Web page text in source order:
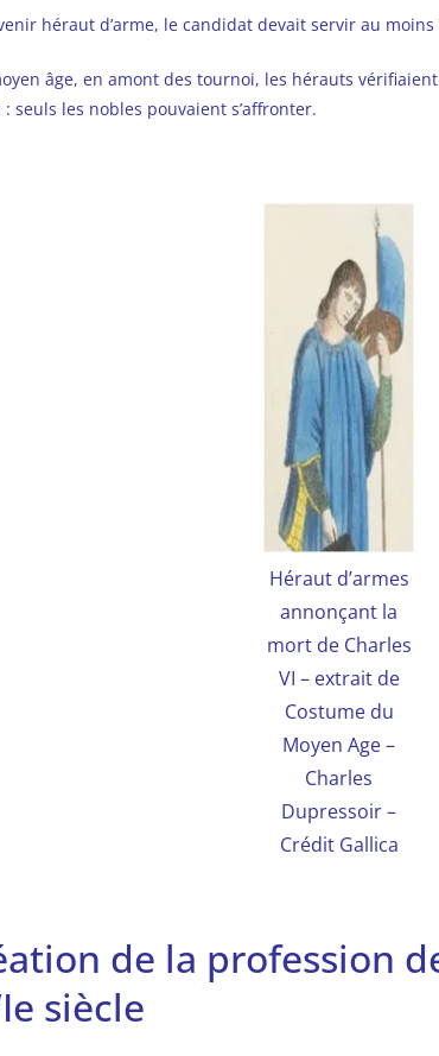
héraut d’arme, le candidat devait servir au moins
âge, en amont des tournoi, les hérauts
seuls les nobles pouvaient s’affronter.
Héraut d’armes
annonçant la
mort de Charles
VI – extrait de
Costume du
Moyen Age –
Charles
Dupressoir –
Crédit Gallica
de la profession
siècle